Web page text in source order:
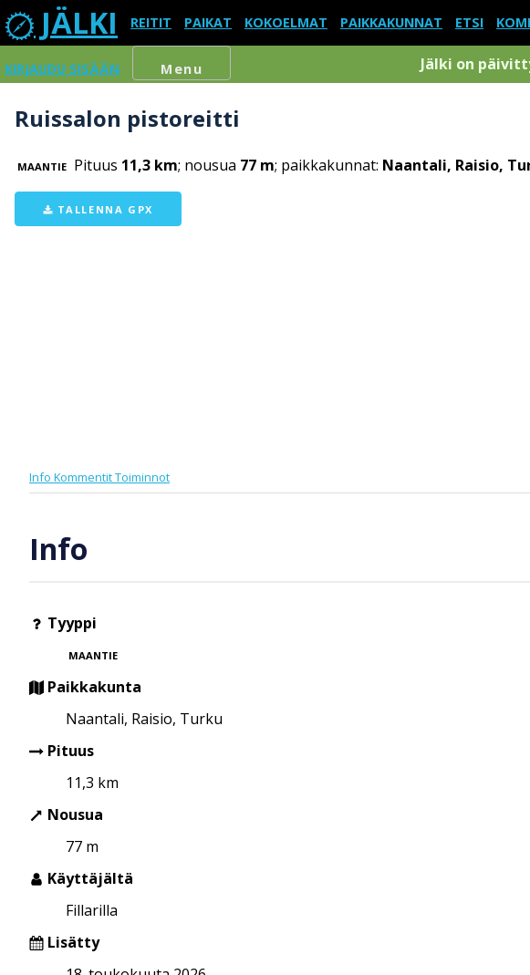
JÄLKI REITIT PAIKAT KOKOELMAT PAIKKAKUNNAT ETSI
KIRJAUDU SISÄÄN Menu Jälki on
Ruissalon pistoreitti
MAANTIE Pituus 11,3 km; nousua 77 m; paikkakunnat: Naantali, Raisio,
TALLENNA GPX
Info KommentitToiminnot
Info
Tyyppi
MAANTIE
Paikkakunta
Naantali, Raisio, Turku
Pituus
11,3 km
Nousua
77 m
Käyttäjältä
Fillarilla
Lisätty